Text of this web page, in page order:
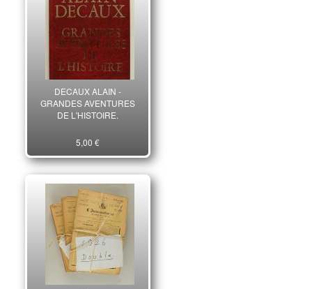
DECAUX ALAIN -
GRANDES AVENTURES
DE L'HISTOIRE.
5,00 €